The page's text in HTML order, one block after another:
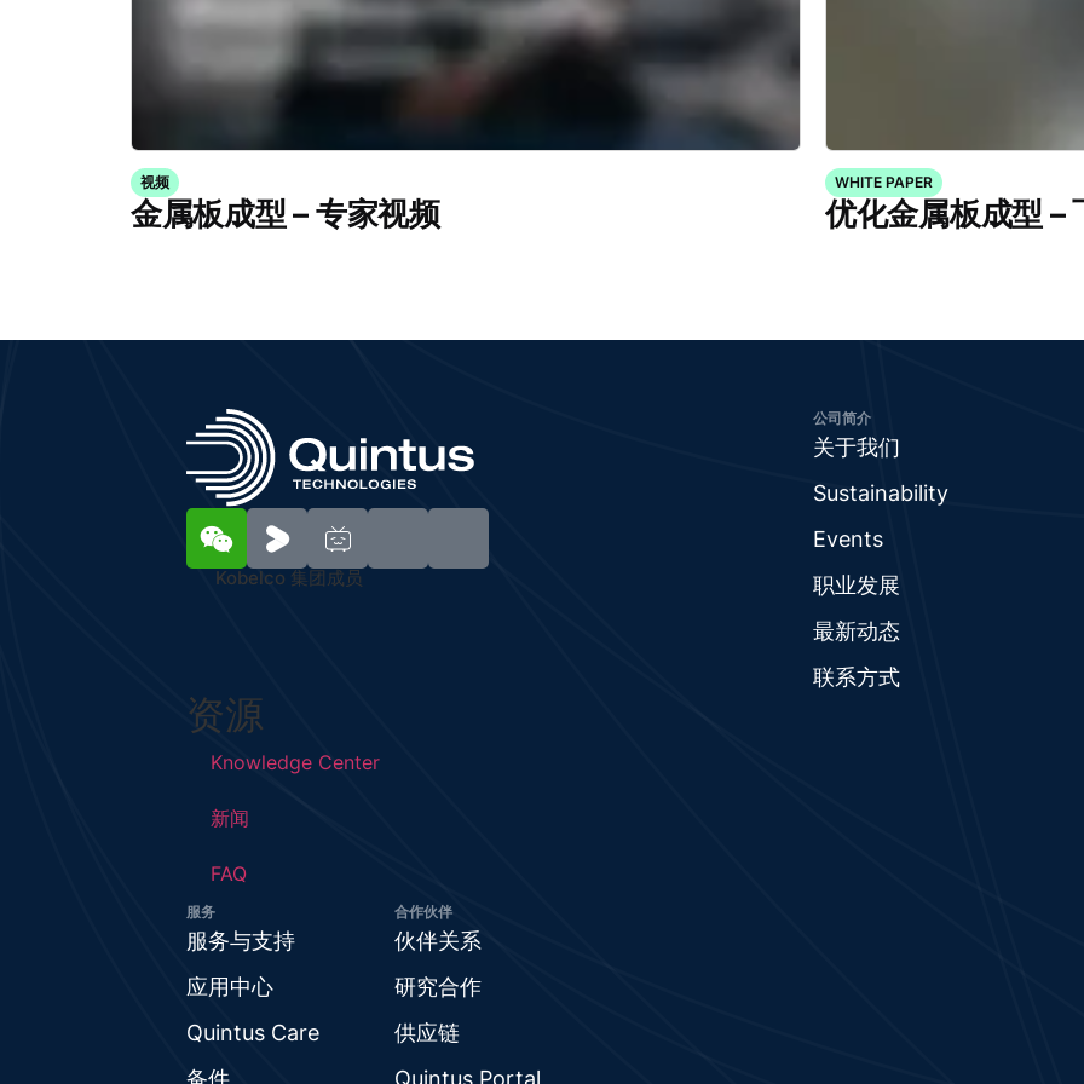
视频
金属板成型 – 专家视频
WHITE PAPER
优化金属板成型 –
Kobelco 集团成员
公司简介
关于我们
Sustainability
Events
职业发展
最新动态
联系方式
资源
Knowledge Center
新闻
FAQ
服务
服务与支持
应用中心
Quintus Care
备件
合作伙伴
伙伴关系
研究合作
供应链
Quintus Portal